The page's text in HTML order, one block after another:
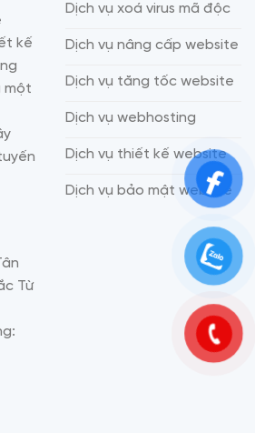
kế
một
Từ
Dịch vụ xoá virus mã độc
Dịch vụ nâng cấp website
Dịch vụ tăng tốc website
Dịch vụ webhosting
Dịch vụ thiết kế website
Dịch vụ bảo mật website